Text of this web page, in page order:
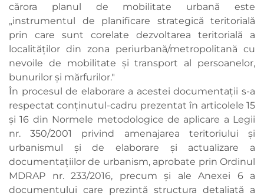
cărora planul de mobilitate urbană este
„instrumentul de planificare strategică teritorială
prin care sunt corelate dezvoltarea teritorială a
localităţilor din zona periurbană/metropolitană cu
nevoile de mobilitate şi transport al persoanelor,
bunurilor şi mărfurilor."
În procesul de elaborare a acestei documentaţii s-a
respectat conţinutul-cadru prezentat în articolele 15
şi 16 din Normele metodologice de aplicare a Legii
nr. 350/2001 privind amenajarea teritoriului şi
urbanismul şi de elaborare şi actualizare a
documentaţiilor de urbanism, aprobate prin Ordinul
MDRAP nr. 233/2016, precum şi ale Anexei 6 a
documentului care prezintă structura detaliată a